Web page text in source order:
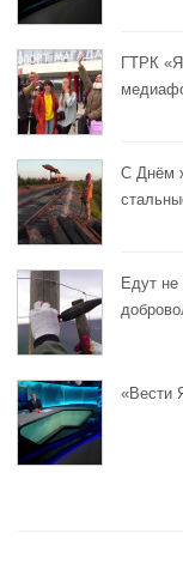
ГТРК
С Днём
Едут
«Вести